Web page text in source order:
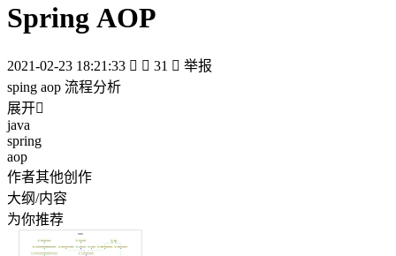
Spring AOP
2021-02-23 18:21:33   31  举报
sping aop 流程分析
展开
java
spring
aop
作者其他创作
大纲/内容
为你推荐